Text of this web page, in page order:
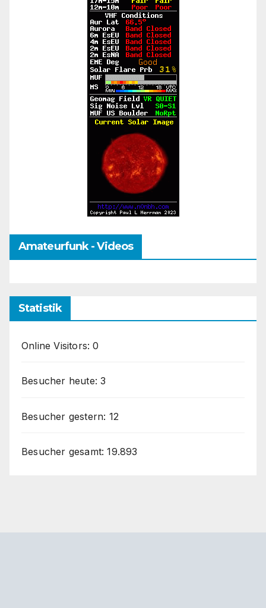
Amateurfunk - Videos
Statistik
Online Visitors:0
Besucher heute:3
Besucher gestern: 12
Besucher gesamt:19.893